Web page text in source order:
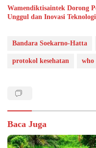
Wamendiktisaintek Dorong
Unggul dan Inovasi
Bandara Soekarno-Hatta
protokol kesehatan who
Baca Juga